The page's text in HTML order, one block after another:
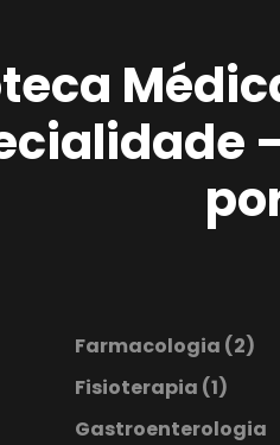
Farmacologia (2)
Fisioterapia (1)
Gastroenterologia